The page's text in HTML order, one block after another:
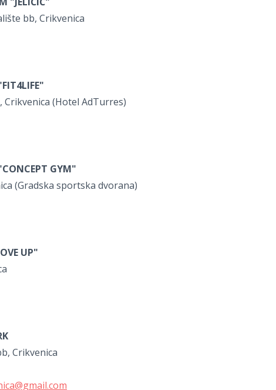
bb, Crikvenica
Crikvenica (Hotel AdTurres)
GYM"
(Gradska sportska dvorana)
UP"
Crikvenica